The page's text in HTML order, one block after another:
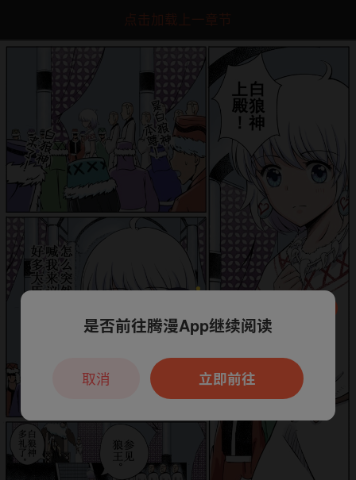
点击加载上一章节
本章节仅支持App阅读，可打开App新用
户7天免费看
是否前往腾漫App继续阅读
立即前往
取消